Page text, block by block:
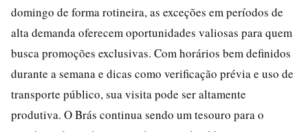
domingo de forma rotineira, as exceções em períodos de
alta demanda oferecem oportunidades valiosas para quem
busca promoções exclusivas. Com horários bem definidos
durante a semana e dicas como verificação prévia e uso de
transporte público, sua visita pode ser altamente
produtiva. O Brás continua sendo um tesouro para o